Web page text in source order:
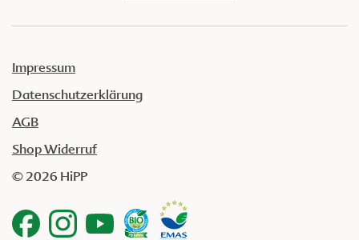
Impressum
Datenschutzerklärung
AGB
Shop Widerruf
© 2026 HiPP